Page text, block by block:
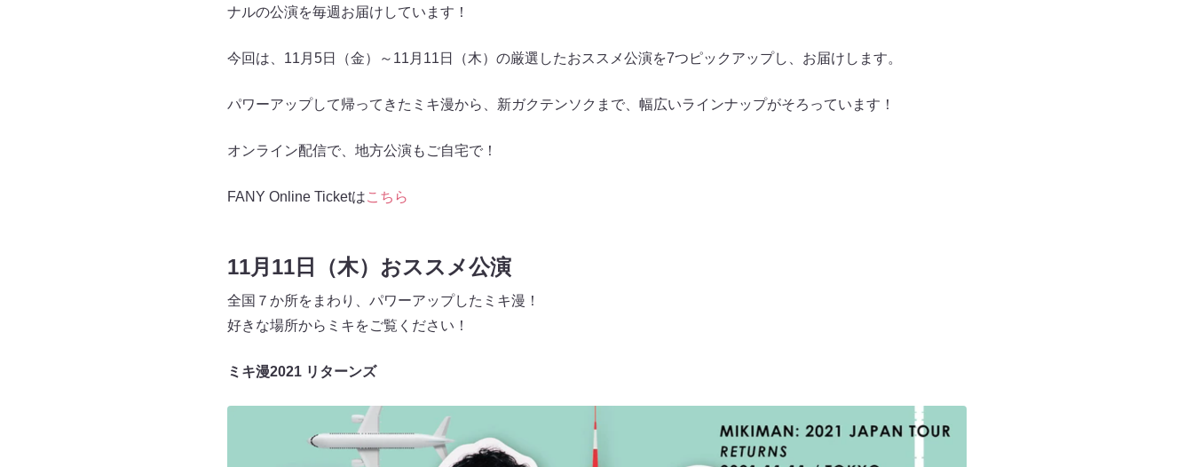
ナルの公演を毎週お届けしています！
今回は、11月5日（金）～11月11日（木）の厳選したおススメ公演を7つピックアップし、お届けします。
パワーアップして帰ってきたミキ漫から、新ガクテンソクまで、幅広いラインナップがそろっています！
オンライン配信で、地方公演もご自宅で！
FANY Online Ticketはこちら
11月11日（木）おススメ公演
全国７か所をまわり、パワーアップしたミキ漫！
好きな場所からミキをご覧ください！
ミキ漫2021 リターンズ